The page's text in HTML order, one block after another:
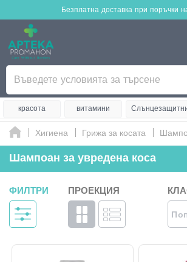
Безплатна доставка при поръчки
красота витамини
Хигиена Грижа за косата
Шампоан за увредена коса
ФИЛТРИ ПРОЕКЦИЯ